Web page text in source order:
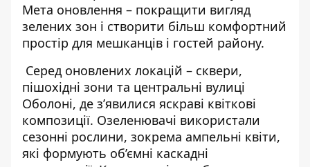
Мета оновлення – покращити вигляд
зелених зон і створити більш комфортний
простір для мешканців і гостей району.
Серед оновлених локацій – сквери,
пішохідні зони та центральні вулиці
Оболоні, де з’явилися яскраві квіткові
композиції. Озеленювачі використали
сезонні рослини, зокрема ампельні квіти,
які формують об’ємні каскадні